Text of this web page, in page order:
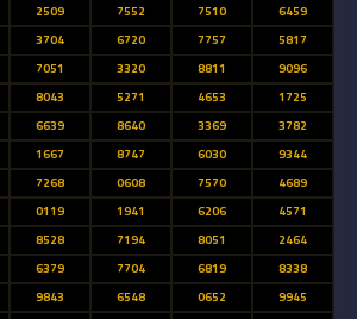
2509 7552 7510
6459
3704 6720 7757
5817
7051 3320 8811
9096
8043 5271 4653
1725
6639 8640 3369
3782
1667 8747 6030
9344
7268 0608 7570
4689
0119 1941 6206
4571
8528 7194 8051
2464
6379 7704 6819
8338
9843 6548 0652
9945